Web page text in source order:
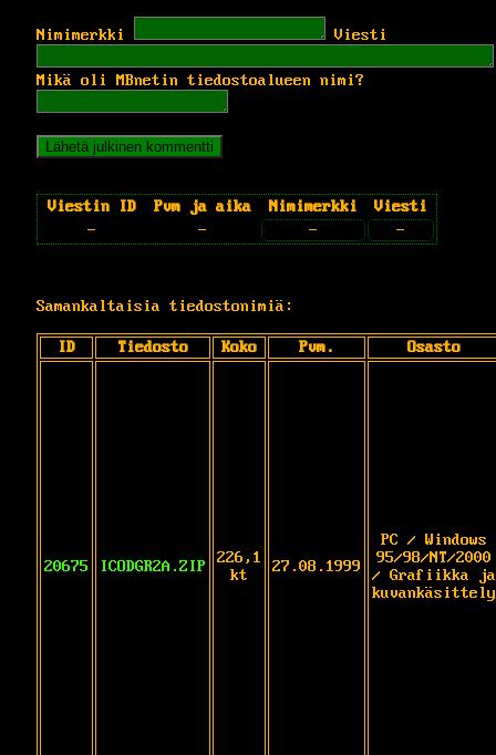
Nimimerkki Viesti
Mikä oli MBnetin tiedostoalueen nimi?
Viestin ID Pvm ja aika Nimimerkki
Viesti
-
- - -
Samankaltaisia tiedostonimiä:
ID Tiedosto Koko Pvm. Osasto
20675 ICODGR2A.ZIP
226,1
kt
27.08.1999
PC / Windows
95/98/NT/2000
/ Grafiikka ja
kuvankäsittely